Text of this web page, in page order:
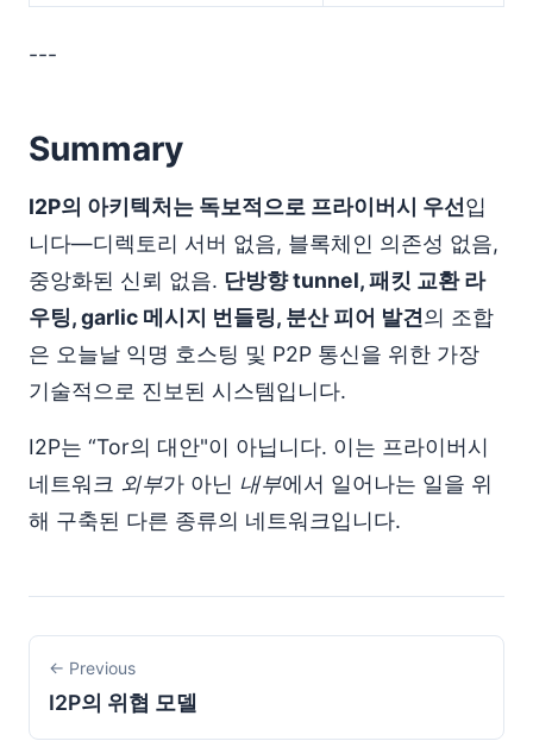
---
Summary
I2P의 아키텍처는 독보적으로 프라이버시 우선 입
니다—디렉토리 서버 없음, 블록체인 의존성 없음,
중앙화된 신뢰 없음. 단방향 tunnel, 패킷 교환 라
우팅, garlic 메시지 번들링, 분산 피어 발견 의 조합
은 오늘날 익명 호스팅 및 P2P 통신을 위한 가장
기술적으로 진보된 시스템입니다.
I2P는 “Tor의 대안"이 아닙니다. 이는 프라이버시
네트워크 외부가 아닌 내부에서 일어나는 일을 위
해 구축된 다른 종류의 네트워크입니다.
← Previous
I2P의 위협 모델